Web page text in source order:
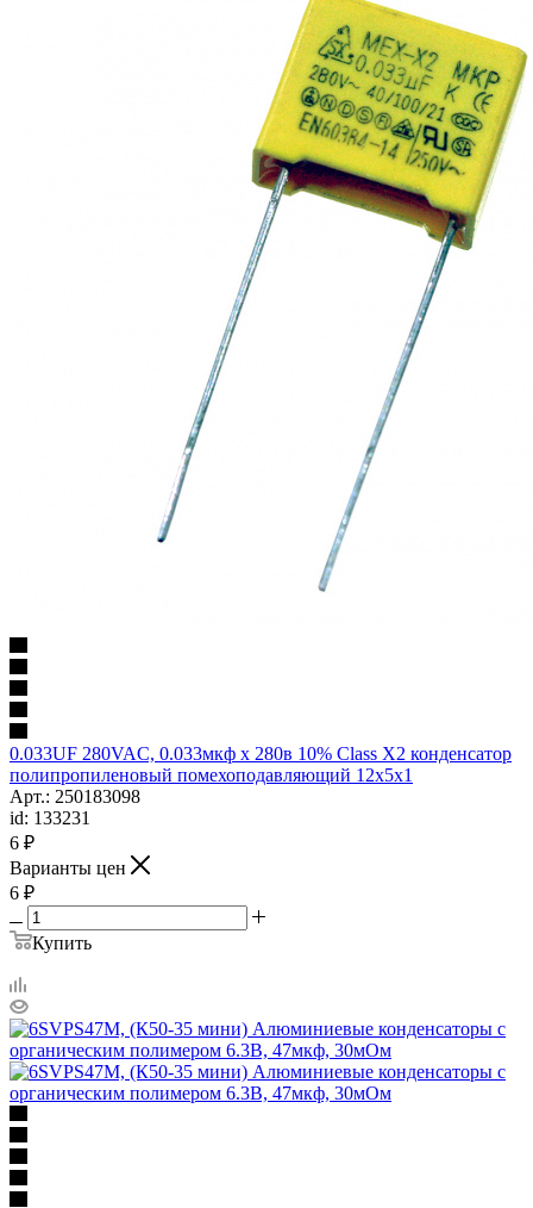
0.033UF 280VAC, 0.033мкф х 280в 10% Class X2 конденсатор
полипропиленовый помехоподавляющий 12x5x1
Арт.: 250183098
id: 133231
6 ₽
Варианты цен
6 ₽
Купить